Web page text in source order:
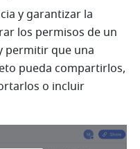
y garantizar la
los permisos de un
permitir que una
pueda compartirlos,
o incluir